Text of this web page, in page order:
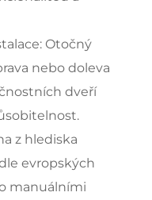
Otočný
nebo doleva
dveří
z hlediska
evropských
manuálními